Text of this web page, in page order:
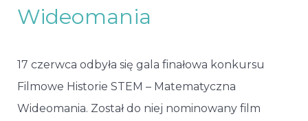
Wideomania
17 czerwca odbyła się gala finałowa konkursu
Filmowe Historie STEM – Matematyczna
Wideomania. Został do niej nominowany film